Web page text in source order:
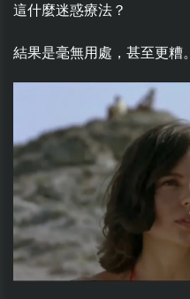
這什麼迷惑療法？
結果是毫無用處，甚至更糟。